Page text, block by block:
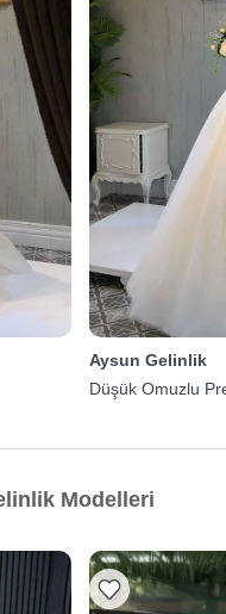
Aysun Gelinlik
Düşük Omuzlu
Modelleri